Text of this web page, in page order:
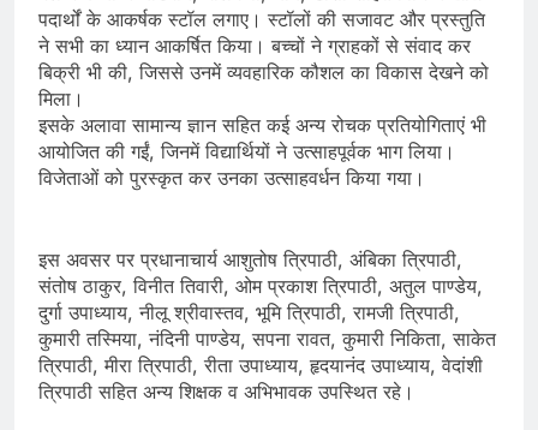
पदार्थों के आकर्षक स्टॉल लगाए। स्टॉलों की सजावट और प्रस्तुति
ने सभी का ध्यान आकर्षित किया। बच्चों ने ग्राहकों से संवाद कर
बिक्री भी की, जिससे उनमें व्यवहारिक कौशल का विकास देखने को
मिला।
इसके अलावा सामान्य ज्ञान सहित कई अन्य रोचक प्रतियोगिताएं भी
आयोजित की गईं, जिनमें विद्यार्थियों ने उत्साहपूर्वक भाग लिया।
विजेताओं को पुरस्कृत कर उनका उत्साहवर्धन किया गया।
इस अवसर पर प्रधानाचार्य आशुतोष त्रिपाठी, अंबिका त्रिपाठी,
संतोष ठाकुर, विनीत तिवारी, ओम प्रकाश त्रिपाठी, अतुल पाण्डेय,
दुर्गा उपाध्याय, नीलू श्रीवास्तव, भूमि त्रिपाठी, रामजी त्रिपाठी,
कुमारी तस्मिया, नंदिनी पाण्डेय, सपना रावत, कुमारी निकिता, साकेत
त्रिपाठी, मीरा त्रिपाठी, रीता उपाध्याय, हृदयानंद उपाध्याय, वेदांशी
त्रिपाठी सहित अन्य शिक्षक व अभिभावक उपस्थित रहे।